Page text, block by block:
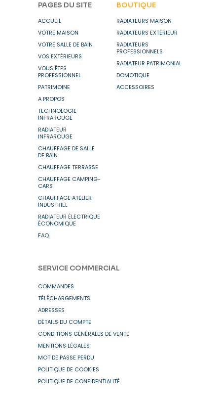
PAGES DU SITE
ACCUEIL
VOTRE MAISON
VOTRE SALLE DE BAIN
VOS EXTÉRIEURS
VOUS ÊTES
PROFESSIONNEL
PATRIMOINE
A PROPOS
TECHNOLOGIE
INFRAROUGE
RADIATEUR
INFRAROUGE
CHAUFFAGE DE SALLE
DE BAIN
CHAUFFAGE TERRASSE
CHAUFFAGE CAMPING-
CARS
CHAUFFAGE ATELIER
INDUSTRIEL
RADIATEUR ÉLECTRIQUE
ÉCONOMIQUE
FAQ
BOUTIQUE
RADIATEURS MAISON
RADIATEURS EXTÉRIEUR
RADIATEURS
PROFESSIONNELS
RADIATEUR PATRIMONIAL
DOMOTIQUE
ACCESSOIRES
SERVICE COMMERCIAL
COMMANDES
TÉLÉCHARGEMENTS
ADRESSES
DÉTAILS DU COMPTE
CONDITIONS GÉNÉRALES DE VENTE
MENTIONS LÉGALES
MOT DE PASSE PERDU
POLITIQUE DE COOKIES
POLITIQUE DE CONFIDENTIALITÉ